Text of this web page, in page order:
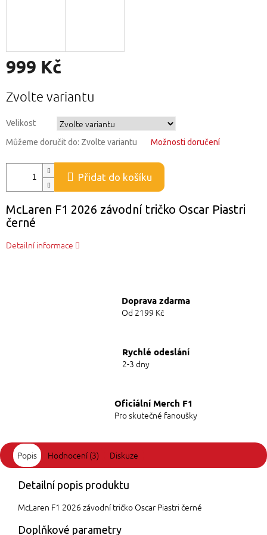
999 Kč
cena:
Zvolte variantu
Velikost
Můžeme doručit do: Zvolte variantu Možnosti doručení
Přidat do košíku
McLaren F1 2026 závodní tričko Oscar Piastri
černé
Detailní informace
Doprava zdarma
Od 2199 Kč
Rychlé odeslání
2-3 dny
Oficiální Merch F1
Pro skutečné fanoušky
Popis Hodnocení (3) Diskuze
Detailní popis produktu
McLaren F1 2026 závodní tričko Oscar Piastri černé
Doplňkové parametry